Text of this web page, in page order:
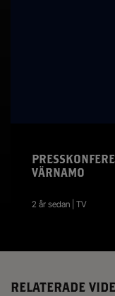
VÄRNAMO
2 år sedan | TV
RELATERADE